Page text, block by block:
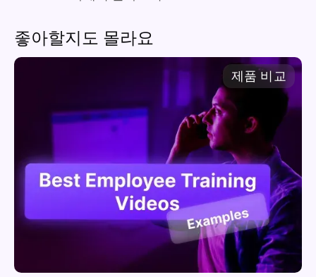
좋아할지도 몰라요
제품 비교